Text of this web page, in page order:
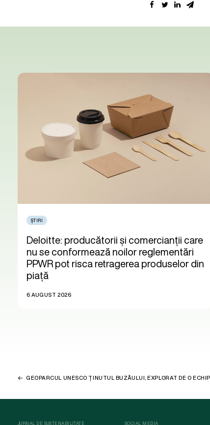
ȘTIRI
Deloitte: producătorii și comercianții care
nu se conformează noilor reglementări
PPWR pot risca retragerea produselor din
piață
6 AUGUST 2026
GEOPARCUL UNESCO ȚINUTUL BUZĂULUI, EXPLORAT DE O
JURNAL DE SUSTENABILITATE SOCIAL MEDIA